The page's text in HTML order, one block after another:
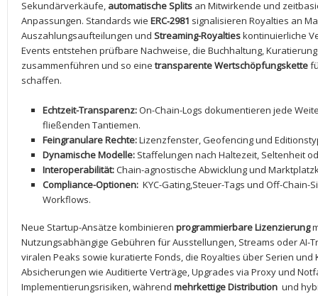
Sekundärverkäufe, automatische Splits ⁤an Mitwirkende und
Anpassungen. Standards wie ERC‑2981 signalisieren Royalties an
Auszahlungsaufteilungen ⁣und Streaming-Royaltieskontinuierliche
Events ⁤entstehen prüfbare⁢ Nachweise, die‍ Buchhaltung,
zusammenführen und so eine transparente‌ Wertschöpfungskette
schaffen.
Echtzeit-Transparenz:On-Chain-Logs dokumentieren jede
fließenden⁢ Tantiemen.
Feingranulare‌ Rechte:‍Lizenzfenster, Geofencing und
Dynamische Modelle: Staffelungen nach Haltezeit, ⁢Seltenheit
Interoperabilität:Chain-agnostische Abwicklung und
Compliance-Optionen: KYC-Gating,Steuer-Tags​ und Off-
Workflows.
Neue Startup-Ansätze kombinieren programmierbare⁣ Lizenzierung
Nutzungsabhängige Gebühren für Ausstellungen, Streams oder AI-
viralen Peaks ⁣sowie kuratierte Fonds, die‍ Royalties über Serien
Absicherungen​ wie Auditierte ‍Verträge, Upgrades via‍ Proxy und
Implementierungsrisiken, während mehrkettige ‍Distribution und